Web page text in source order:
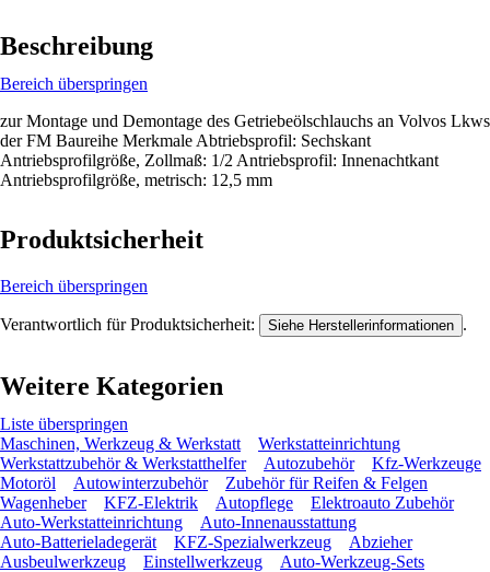
Beschreibung
Bereich überspringen
zur Montage und Demontage des Getriebeölschlauchs an Volvos Lkws
der FM Baureihe Merkmale Abtriebsprofil: Sechskant
Antriebsprofilgröße, Zollmaß: 1/2 Antriebsprofil: Innenachtkant
Antriebsprofilgröße, metrisch: 12,5 mm
Produktsicherheit
Bereich überspringen
Verantwortlich für Produktsicherheit: Siehe Herstellerinformationen .
Weitere Kategorien
Liste überspringen
Maschinen, Werkzeug & Werkstatt
Werkstatteinrichtung
Werkstattzubehör & Werkstatthelfer
Autozubehör
Kfz-Werkzeuge
Motoröl
Autowinterzubehör
Zubehör für Reifen & Felgen
Wagenheber
KFZ-Elektrik Autopflege
Elektroauto Zubehör
Auto-Werkstatteinrichtung
Auto-Innenausstattung
Auto-Batterieladegerät
KFZ-Spezialwerkzeug
Abzieher
Ausbeulwerkzeug
Einstellwerkzeug Auto-Werkzeug-Sets